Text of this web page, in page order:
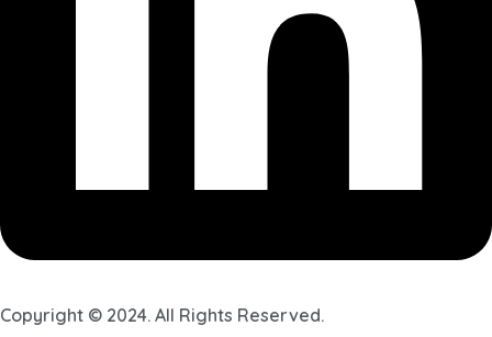
Copyright © 2024. All Rights Reserved.